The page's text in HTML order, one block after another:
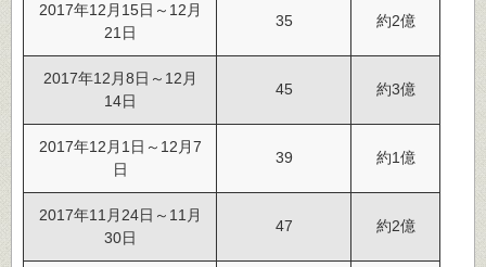
2017年12月15日～12月
21日
35 約2億
2017年12月8日～12月
14日
45 約3億
2017年12月1日～12月7
日
39 約1億
2017年11月24日～11月
30日
47 約2億